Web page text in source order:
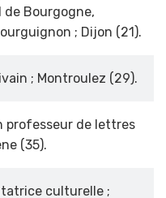
de Bourgogne,
; Dijon (21).
; Montroulez (29).
professeur de lettres
(35).
culturelle ;